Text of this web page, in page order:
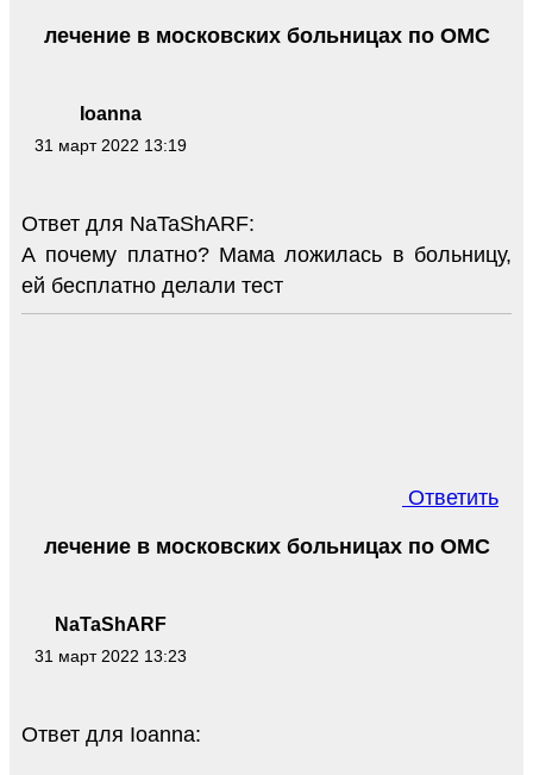
Ioanna
31 март 2022 13:19
лечение в московских больницах по ОМС
Ответ для NaTaShARF:
А почему платно? Мама ложилась в больницу,
ей бесплатно делали тест
Ответить
NaTaShARF
31 март 2022 13:23
лечение в московских больницах по ОМС
Ответ для Ioanna: